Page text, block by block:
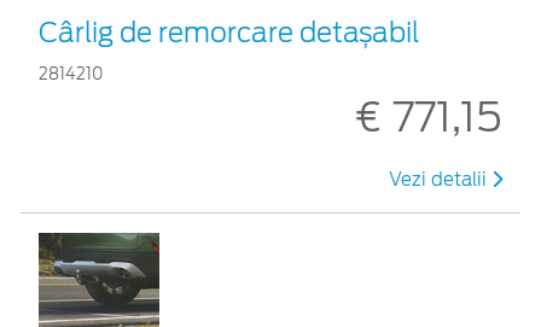
Cârlig de remorcare detașabil
2814210
€ 771,15
Vezi detalii